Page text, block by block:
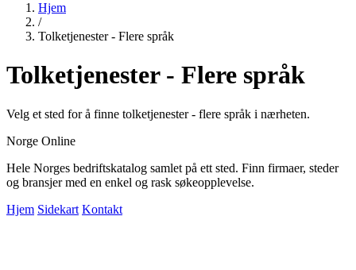
Hjem
/
Tolketjenester - Flere språk
Tolketjenester - Flere språk
Velg et sted for å finne tolketjenester - flere språk i nærheten.
Norge Online
Hele Norges bedriftskatalog samlet på ett sted. Finn firmaer, steder
og bransjer med en enkel og rask søkeopplevelse.
Hjem Sidekart Kontakt